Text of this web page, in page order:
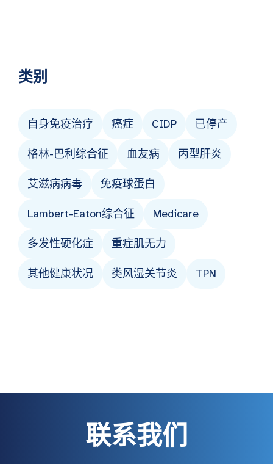
类别
自身免疫治疗 癌症 CIDP 已停产
格林-巴利综合征 血友病 丙型肝炎
艾滋病病毒 免疫球蛋白
Lambert-Eaton综合征 Medicare
多发性硬化症 重症肌无力
其他健康状况 类风湿关节炎 TPN
联系我们